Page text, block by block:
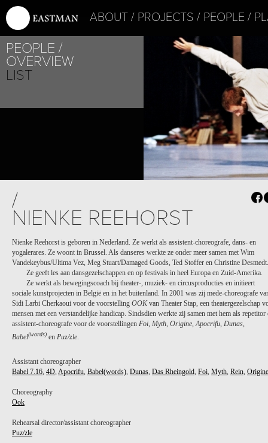
ABOUT PROJECTS PEOPLE
PEOPLE
OVERVIEW
LIST
APOCRIFU
/
NIENKE REEHORST
Nienke Reehorst is geboren in Nederland. Ze werkt als assistent-choreografe, dans- en
yogalerares. Ze woont in Brussel. Als danseres werkte ze onder meer samen met Wim
Vandekeybus/Ultima Vez, Meg Stuart/Damaged Goods, Ted Stoffer en Christine Desmedt.
Ze geeft les aan dansgezelschappen en op festivals in heel Europa en Zuid-Amerika.
Ze werkt als bewegingscoach bij theater-, muziek- en circusproducties en initieert
sociale kunstprojecten in België en in het buitenland. In 2001 was zij mede-choreografe
Sidi Larbi Cherkaoui voor de voorstelling OOKvan Theater Stap, een theatergezelschap
mensen met een verstandelijke handicap. Sindsdien werkte zij samen met hem als repetitor
assistent-choreografe voor de voorstellingen Foi, Myth, Origine,Apocrifu, Dunas,
Babel(words) en Puz/zle.
Assistant choreographer
Babel 7.16, 4D, Apocrifu, Babel(words), Dunas, Das Rheingold, Foi, Myth, Rein, Origine
Choreography
Ook
Rehearsal director/assistant choreographer
Puz/zle
PROJECT /
PUZ/ZLE